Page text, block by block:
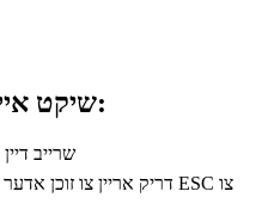
שיקט אייער מעסעדזש צו אונדז:
שרייב
דריק אריין צו זוכן אדער ESC צו